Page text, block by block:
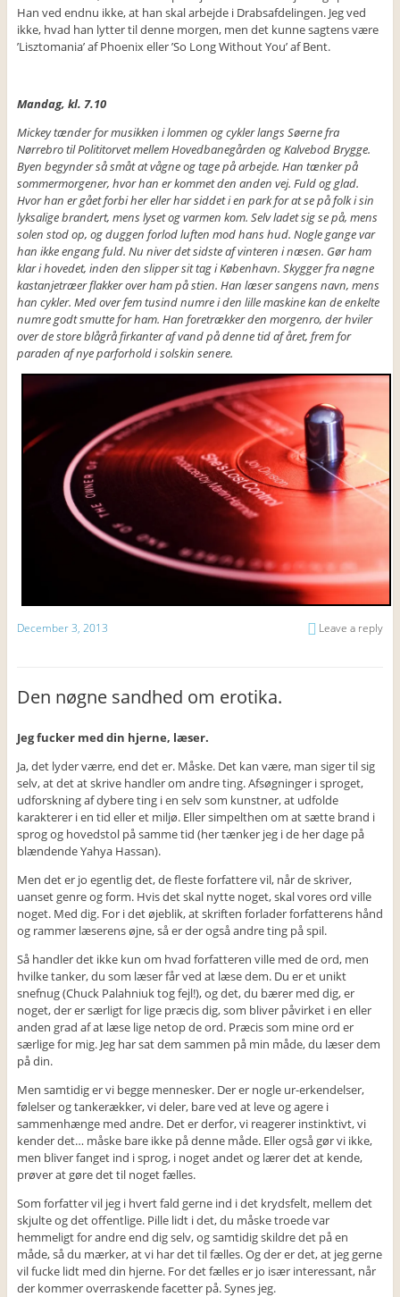
Han ved endnu ikke, at han skal arbejde i Drabsafdelingen. Jeg ved
ikke, hvad han lytter til denne morgen, men det kunne sagtens være
’Lisztomania’ af Phoenix eller ’So Long Without You’ af Bent.
Mandag, kl. 7.10
Mickey tænder for musikken i lommen og cykler langs Søerne fra
Nørrebro til Polititorvet mellem Hovedbanegården og Kalvebod Brygge.
Byen begynder så småt at vågne og tage på arbejde. Han tænker på
sommermorgener, hvor han er kommet den anden vej. Fuld og glad.
Hvor han er gået forbi her eller har siddet i en park for at se på folk i sin
lyksalige brandert, mens lyset og varmen kom. Selv ladet sig se på, mens
solen stod op, og duggen forlod luften mod hans hud. Nogle gange var
han ikke engang fuld. Nu niver det sidste af vinteren i næsen. Gør ham
klar i hovedet, inden den slipper sit tag i København. Skygger fra nøgne
kastanjetræer flakker over ham på stien. Han læser sangens navn, mens
han cykler. Med over fem tusind numre i den lille maskine kan de enkelte
numre godt smutte for ham. Han foretrækker den morgenro, der hviler
over de store blågrå firkanter af vand på denne tid af året, frem for
paraden af nye parforhold i solskin senere.
December 3, 2013 Leave a reply
Den nøgne sandhed om erotika.
Jeg fucker med din hjerne, læser.
Ja, det lyder værre, end det er. Måske. Det kan være, man siger til sig
selv, at det at skrive handler om andre ting. Afsøgninger i sproget,
udforskning af dybere ting i en selv som kunstner, at udfolde
karakterer i en tid eller et miljø. Eller simpelthen om at sætte brand i
sprog og hovedstol på samme tid (her tænker jeg i de her dage på
blændende Yahya Hassan).
Men det er jo egentlig det, de fleste forfattere vil, når de skriver,
uanset genre og form. Hvis det skal nytte noget, skal vores ord ville
noget. Med dig. For i det øjeblik, at skriften forlader forfatterens hånd
og rammer læserens øjne, så er der også andre ting på spil.
Så handler det ikke kun om hvad forfatteren ville med de ord, men
hvilke tanker, du som læser får ved at læse dem. Du er et unikt
snefnug (Chuck Palahniuk tog fejl!), og det, du bærer med dig, er
noget, der er særligt for lige præcis dig, som bliver påvirket i en eller
anden grad af at læse lige netop de ord. Præcis som mine ord er
særlige for mig. Jeg har sat dem sammen på min måde, du læser dem
på din.
Men samtidig er vi begge mennesker. Der er nogle ur-erkendelser,
følelser og tankerækker, vi deler, bare ved at leve og agere i
sammenhænge med andre. Det er derfor, vi reagerer instinktivt, vi
kender det… måske bare ikke på denne måde. Eller også gør vi ikke,
men bliver fanget ind i sprog, i noget andet og lærer det at kende,
prøver at gøre det til noget fælles.
Som forfatter vil jeg i hvert fald gerne ind i det krydsfelt, mellem det
skjulte og det offentlige. Pille lidt i det, du måske troede var
hemmeligt for andre end dig selv, og samtidig skildre det på en
måde, så du mærker, at vi har det til fælles. Og der er det, at jeg gerne
vil fucke lidt med din hjerne. For det fælles er jo især interessant, når
der kommer overraskende facetter på. Synes jeg.